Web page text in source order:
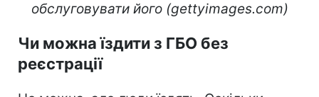
обслуговувати його (gettyimages.com)
Чи можна їздити з ГБО без
реєстрації